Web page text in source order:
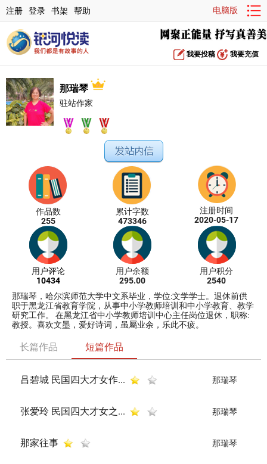
注册 登录 书架 帮助 电脑版
我要投稿 我要充值
那瑞琴
驻站作家
作品数
255
累计字数
473346
注册时间
2020-05-17
用户评论
10434
用户余额
295.00
用户积分
2540
那瑞琴，哈尔滨师范大学中文系毕业，学位:文学学士。退休前供
职于黑龙江省教育学院，从事中小学教师培训和中小学教育、教学
研究工作。 在黑龙江省中小学教师培训中心主任岗位退休，职称:
教授。喜欢文墨，爱好诗词，虽屬业余，乐此不疲。
长篇作品 短篇作品
吕碧城 民国四大才女作... 那瑞琴
张爱玲 民国四大才女之... 那瑞琴
那家往事 那瑞琴